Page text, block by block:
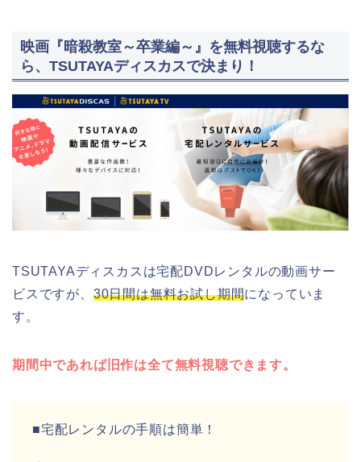
映画『暗殺教室～卒業編～』を無料視聴するな
ら、TSUTAYAディスカスで決まり！
TSUTAYAディスカスは宅配DVDレンタルの動画サー
ビスですが、 30日間は無料お試し期間になっていま
す。
期間中であれば旧作は全て無料視聴できます。
■宅配レンタルの手順は簡単！